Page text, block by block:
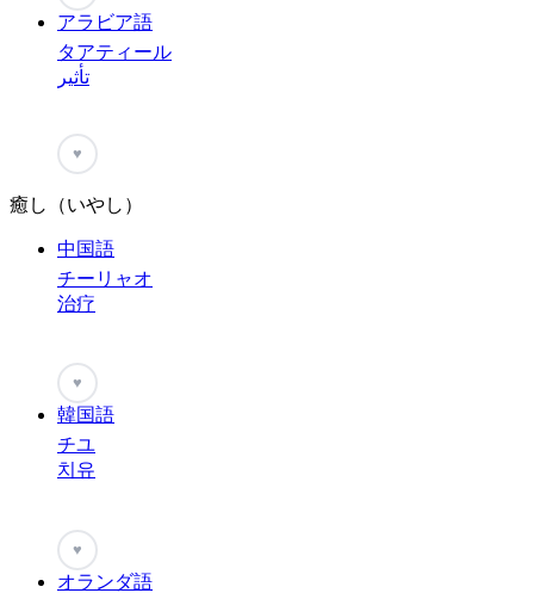
アラビア語
タアティール
تأثير
♥
癒し（いやし）
中国語
チーリャオ
治疗
♥
韓国語
チユ
치유
♥
オランダ語